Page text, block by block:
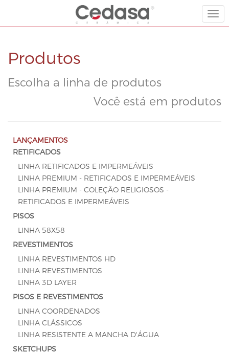
T
o
a
Produtos
Escolha a linha de produtos
Você está em produtos
LANÇAMENTOS
RETIFICADOS
LINHA RETIFICADOS E IMPERMEÁVEIS
LINHA PREMIUM - RETIFICADOS E IMPERMEÁVEIS
LINHA PREMIUM - COLEÇÃO RELIGIOSOS -
RETIFICADOS E IMPERMEÁVEIS
PISOS
LINHA 58X58
REVESTIMENTOS
LINHA REVESTIMENTOS HD
LINHA REVESTIMENTOS
LINHA 3D LAYER
PISOS E REVESTIMENTOS
LINHA COORDENADOS
LINHA CLÁSSICOS
LINHA RESISTENTE A MANCHA D'ÁGUA
SKETCHUPS